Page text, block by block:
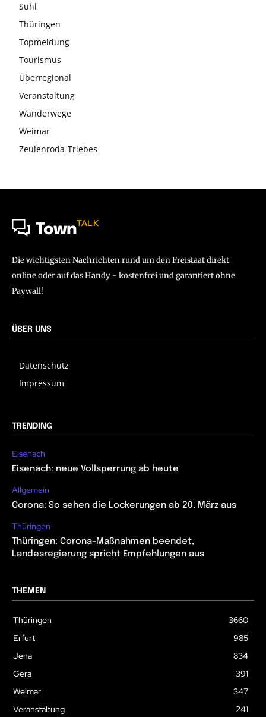
Suhl
Thüringen
Topmeldung
Tourismus
Überregional
Veranstaltung
Wanderwege
Weimar
Zeulenroda-Triebes
TownTALK
Die wichtigsten Nachrichten rund um den Freistaat direkt
online oder auf das Handy - kostenfrei und garantiert ohne
Paywall!
ÜBER UNS
Datenschutz
Impressum
TRENDING
Eisenach
Eisenach: neue Vollsperrung ab heute
Allgemein
Corona: So sehen die Lockerungen ab 20. März aus
Thüringen
Thüringen: Corona-Maßnahmen beendet,
Landesregierung spricht Empfehlungen aus
THEMEN
Thüringen
3660
Erfurt
985
Jena
834
Gera
391
Weimar
347
Veranstaltung
241